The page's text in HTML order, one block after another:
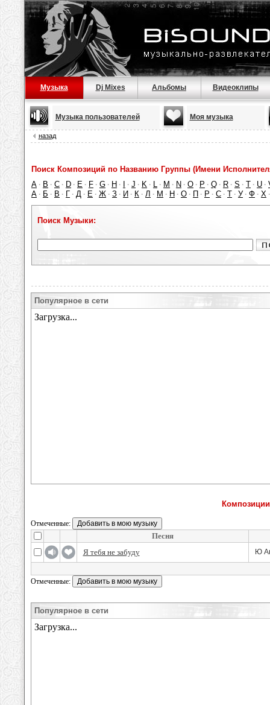
Музыка Dj Mixes Альбомы Видеоклипы
Музыка пользователей Моя музыка
назад
Поиск Композиций по Названию Группы (Имени
A · B · C · D · E · F · G · H · · J · K · L · M · N · O · P · Q · R · S · T · U ·
А · Б · В · Г · Д · Е · Ж · З · И · К · Л · М · Н · О · П · Р · С · Т · У · Ф · Х
Поиск Музыки:
Популярное в сети
Отмеченные:
Песня
Я тебя не забуду
Ю
Отмеченные:
Популярное в сети